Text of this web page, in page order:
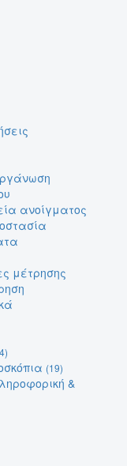
ανοίγματος
μέτρησης
(19)
&